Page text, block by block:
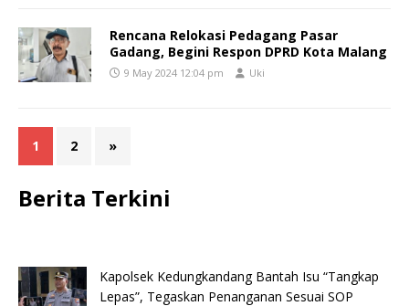
Rencana Relokasi Pedagang Pasar
Gadang, Begini Respon DPRD Kota Malang
9 May 2024 12:04 pm Uki
1 2 »
Berita Terkini
Kapolsek Kedungkandang Bantah Isu “Tangkap
Lepas”, Tegaskan Penanganan Sesuai SOP